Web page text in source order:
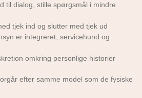
til dialog, stille spørgsmål i mindre
tjek ind og slutter med tjek ud
er integreret; servicehund og
omkring personlige historier
efter samme model som de fysiske